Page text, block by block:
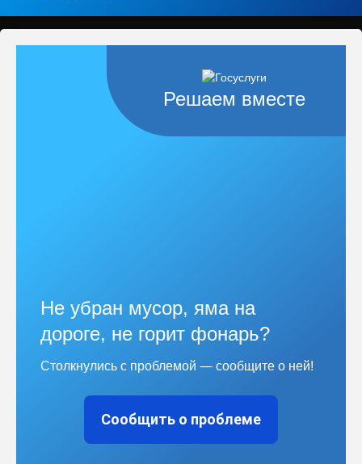
Решаем вместе
Не убран мусор, яма на
дороге, не горит фонарь?
Столкнулись с проблемой — сообщите о ней!
Сообщить о проблеме